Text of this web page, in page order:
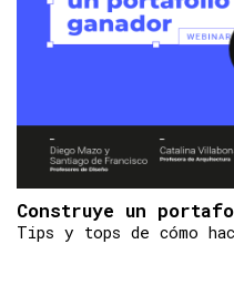
Construye un
Tips y tops de cómo